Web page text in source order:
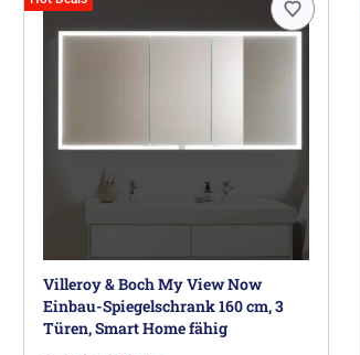
Villeroy & Boch My View Now
Einbau-Spiegelschrank 160 cm, 3
Türen, Smart Home fähig